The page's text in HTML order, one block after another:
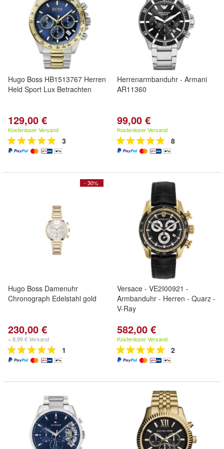
Hugo Boss HB1513767 Herren
Held Sport Lux Betrachten
129,00 €
Kostenloser Versand
3
Herrenarmbanduhr - Armani
AR11360
99,00 €
Kostenloser Versand
8
- 30%
Hugo Boss Damenuhr
Chronograph Edelstahl gold
230,00 €
+ 8,99 € Versand
1
Versace - VE2I00921 -
Armbanduhr - Herren - Quarz -
V-Ray
582,00 €
Kostenloser Versand
2